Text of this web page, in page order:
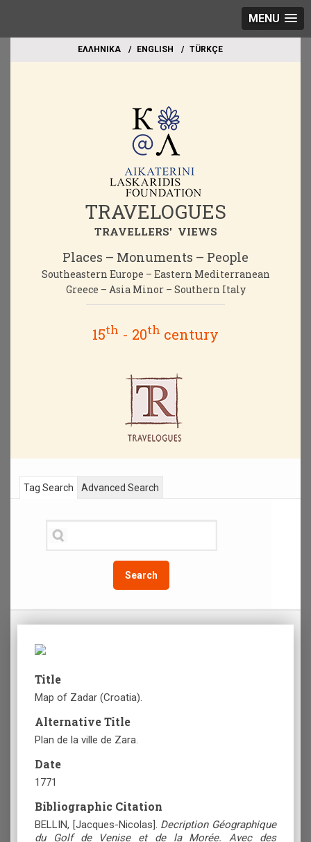
MENU
EΛΛΗΝΙΚΑ ΕΝGLISH TÜRKÇE
TRAVELOGUES
TRAVELLERS' VIEWS
Places – Monuments – People
Southeastern Europe – Eastern Mediterranean
Greece – Asia Minor – Southern Italy
15th - 20th century
Tag Search
Search
Advanced Search
Title
Map of Zadar (Croatia).
Alternative Title
Plan de la ville de Zara.
Date
1771
Bibliographic Citation
BELLIN, [Jacques-Nicolas]. Decription Géographique
du Golf de Venise et de la Morée. Avec des